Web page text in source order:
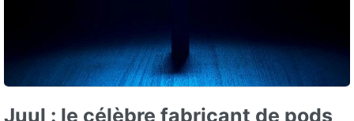
Juul : le célèbre fabricant de pods